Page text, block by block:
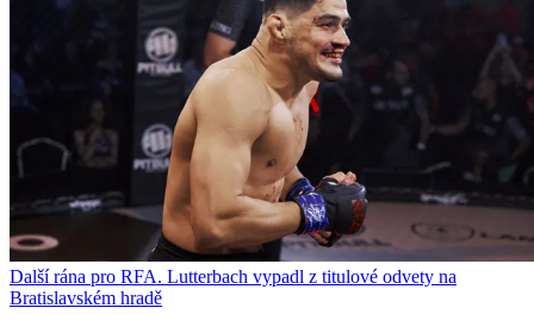
Další rána pro RFA. Lutterbach vypadl z titulové odvety na
Bratislavském hradě